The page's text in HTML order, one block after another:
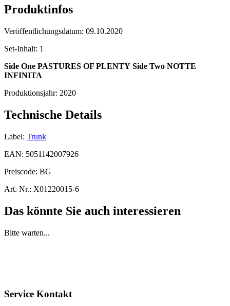
Produktinfos
Veröffentlichungsdatum: 09.10.2020
Set-Inhalt: 1
Side One PASTURES OF PLENTY Side Two NOTTE
INFINITA
Produktionsjahr: 2020
Technische Details
Label: Trunk
EAN: 5051142007926
Preiscode: BG
Art. Nr.: X01220015-6
Das könnte Sie auch interessieren
Bitte warten...
Service Kontakt